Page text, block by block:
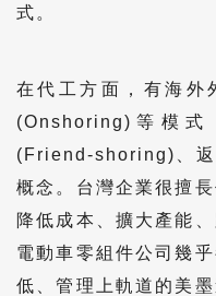
式。
在代工方面，有海外
(Onshoring)等模
(Friend-shoring)、
概念。台灣企業很擅
降低成本、擴大產能
電動車零組件公司幾
低、管理上軌道的美